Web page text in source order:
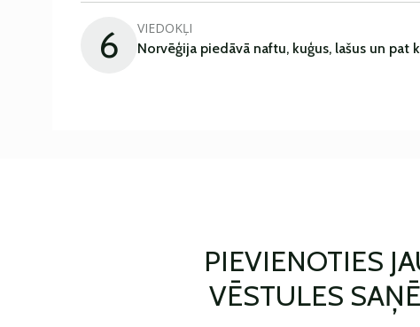
6 VIEDOKĻI
Norvēģija piedāvā naftu, kuģus, lašus un pat
PIEVIENOTIES
VĒSTULES